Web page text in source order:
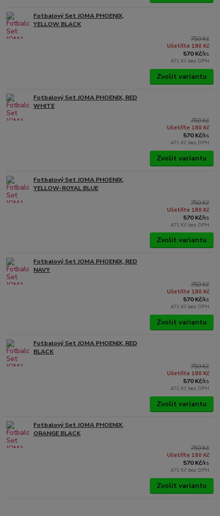
Fotbalový Set JOMA PHOENIX,
YELLOW BLACK
750 Kč
Ušetříte 180 Kč
570 Kč/ks
471 Kč bez DPH
Zvolit variantu
Fotbalový Set JOMA PHOENIX, RED
WHITE
750 Kč
Ušetříte 180 Kč
570 Kč/ks
471 Kč bez DPH
Zvolit variantu
Fotbalový Set JOMA PHOENIX,
YELLOW-ROYAL BLUE
750 Kč
Ušetříte 180 Kč
570 Kč/ks
471 Kč bez DPH
Zvolit variantu
Fotbalový Set JOMA PHOENIX, RED
NAVY
750 Kč
Ušetříte 180 Kč
570 Kč/ks
471 Kč bez DPH
Zvolit variantu
Fotbalový Set JOMA PHOENIX, RED
BLACK
750 Kč
Ušetříte 180 Kč
570 Kč/ks
471 Kč bez DPH
Zvolit variantu
Fotbalový Set JOMA PHOENIX,
ORANGE BLACK
750 Kč
Ušetříte 180 Kč
570 Kč/ks
471 Kč bez DPH
Zvolit variantu